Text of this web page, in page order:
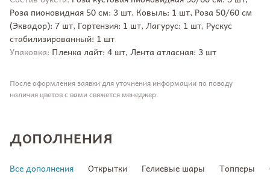
Роза пионовидная 50 см: 3 шт, Ковыль: 1 шт, Роза 50/60 см
(Эквадор): 7 шт, Гортензия: 1 шт, Лагурус: 1 шт, Рускус
стабилизированный: 1 шт
Упаковка: Пленка лайт: 4 шт, Лента атласная: 3 шт
После оформления заявки для уточнения информации по поводу
наличия цветов с вами свяжется менеджер.
ДОПОЛНЕНИЯ
Все дополнения Открытки Гелиевые шары Топперы